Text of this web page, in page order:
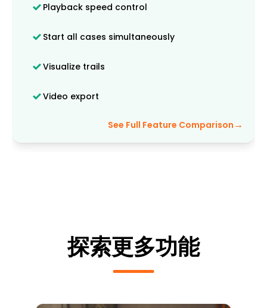
Playback speed control
Start all cases simultaneously
Visualize trails
Video export
See Full Feature Comparison →
探索更多功能